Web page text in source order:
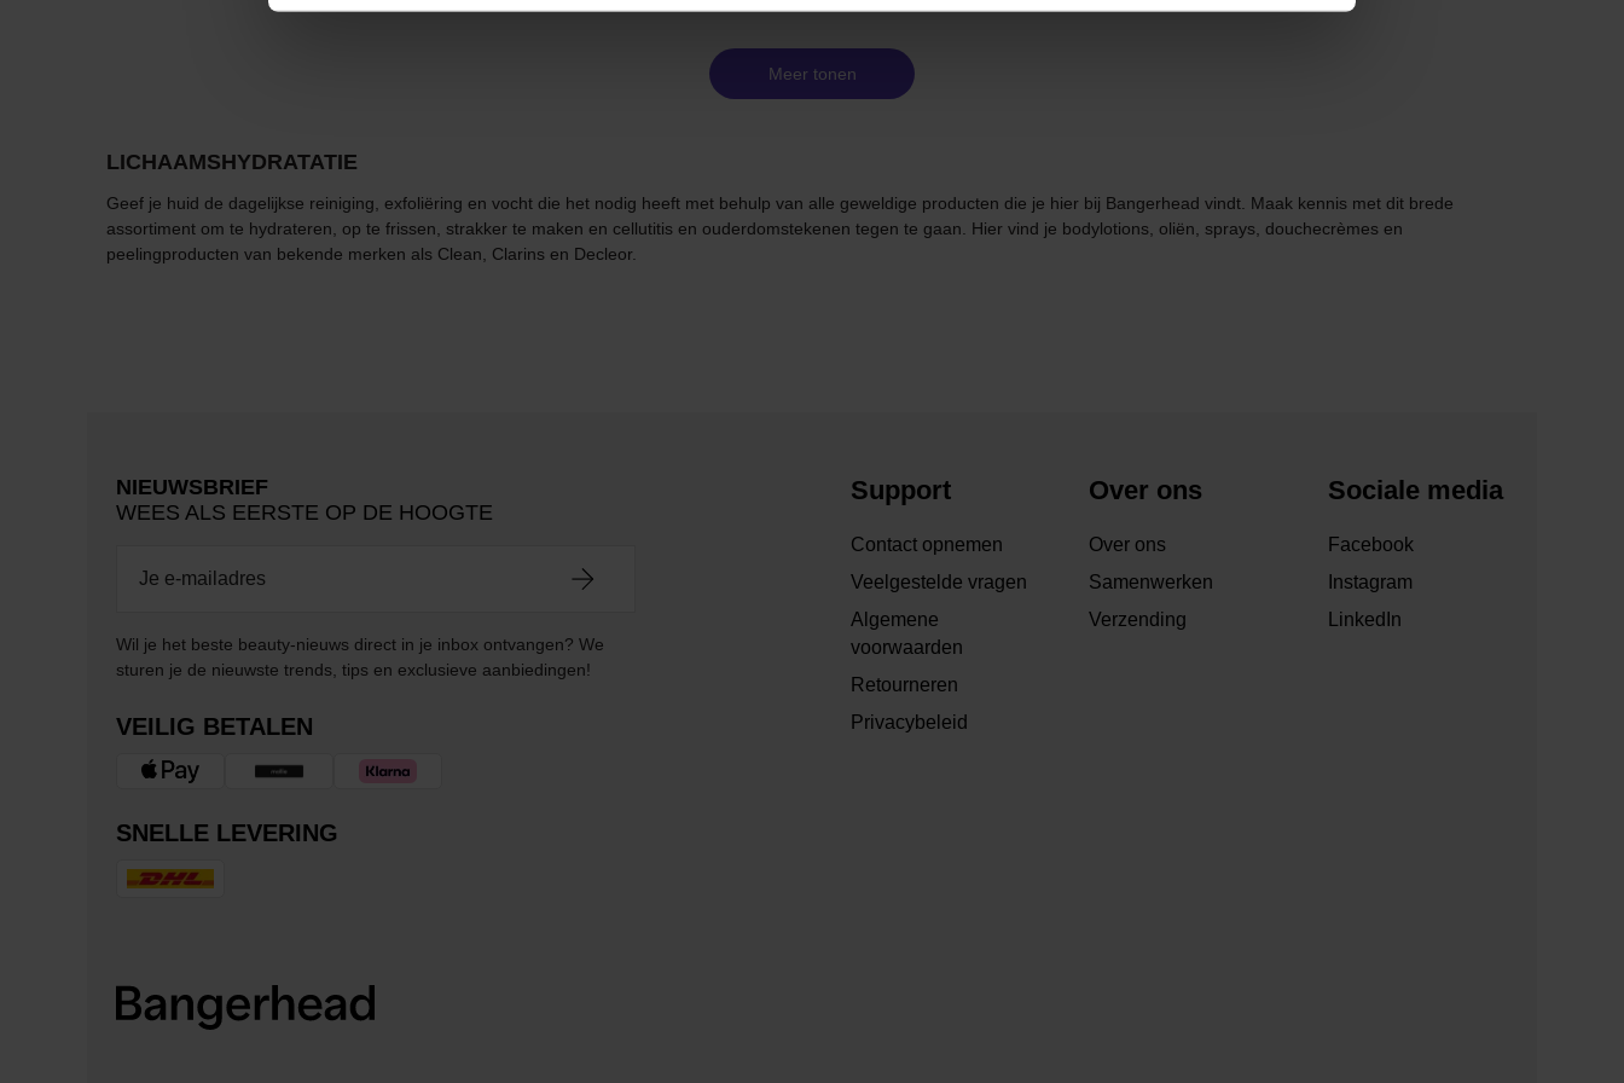
Meer tonen
LICHAAMSHYDRATATIE
Geef je huid de dagelijkse reiniging, exfoliëring en vocht die het nodig heeft met behulp van alle geweldige producten die je hier bij Bangerhead vindt. Maak kennis met dit brede
assortiment om te hydrateren, op te frissen, strakker te maken en cellutitis en ouderdomstekenen tegen te gaan. Hier vind je bodylotions, oliën, sprays, douchecrèmes en
peelingproducten van bekende merken als Clean, Clarins en Decleor.
NIEUWSBRIEF
WEES ALS EERSTE OP DE HOOGTE
Wil je het beste beauty-nieuws direct in je inbox ontvangen? We
sturen je de nieuwste trends, tips en exclusieve aanbiedingen!
VEILIG BETALEN
SNELLE LEVERING
Support
Contact opnemen
Veelgestelde vragen
Algemene
voorwaarden
Retourneren
Privacybeleid
Over ons
Over ons
Samenwerken
Verzending
Sociale media
Facebook
Instagram
LinkedIn